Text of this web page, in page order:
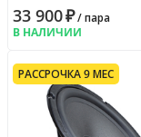
33 900₽/ пара
В НАЛИЧИИ
РАССРОЧКА 9 МЕС